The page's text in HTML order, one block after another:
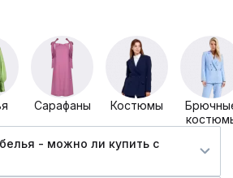
Сарафаны Костюмы
- можно ли купить c